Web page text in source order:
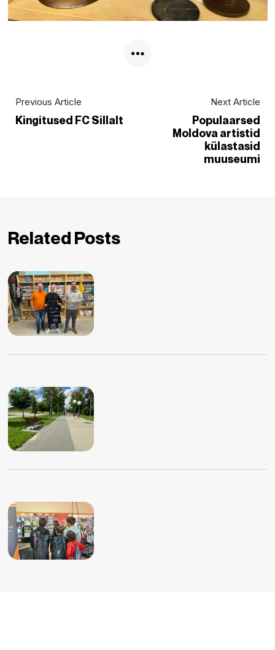
Previous Article
Kingitused FC Sillalt
Next Article
Populaarsed
Moldova artistid
külastasid
muuseumi
Related Posts